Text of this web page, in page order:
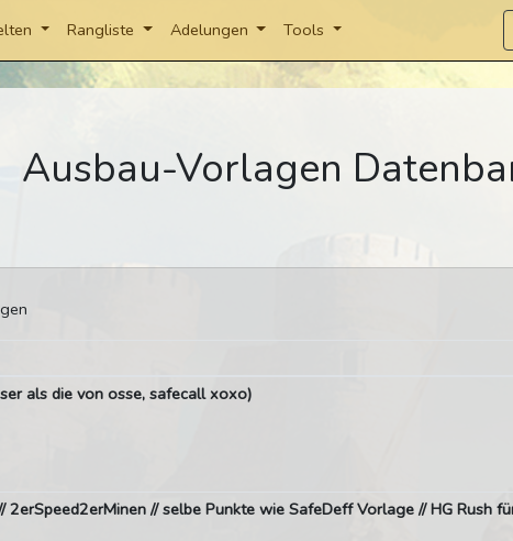
Rangliste Adelungen Tools
Ausbau-Vorlagen
als die von osse, safecall xoxo)
2erSpeed2erMinen // selbe Punkte wie SafeDeff Vorlage // HG Rush